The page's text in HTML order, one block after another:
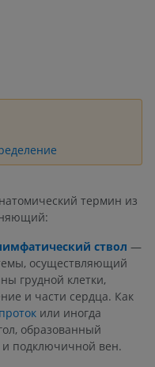
термин из
ствол —
осуществляющий
грудной клетки,
и части сердца. Как
или иногда
образованный
подключичной вен.